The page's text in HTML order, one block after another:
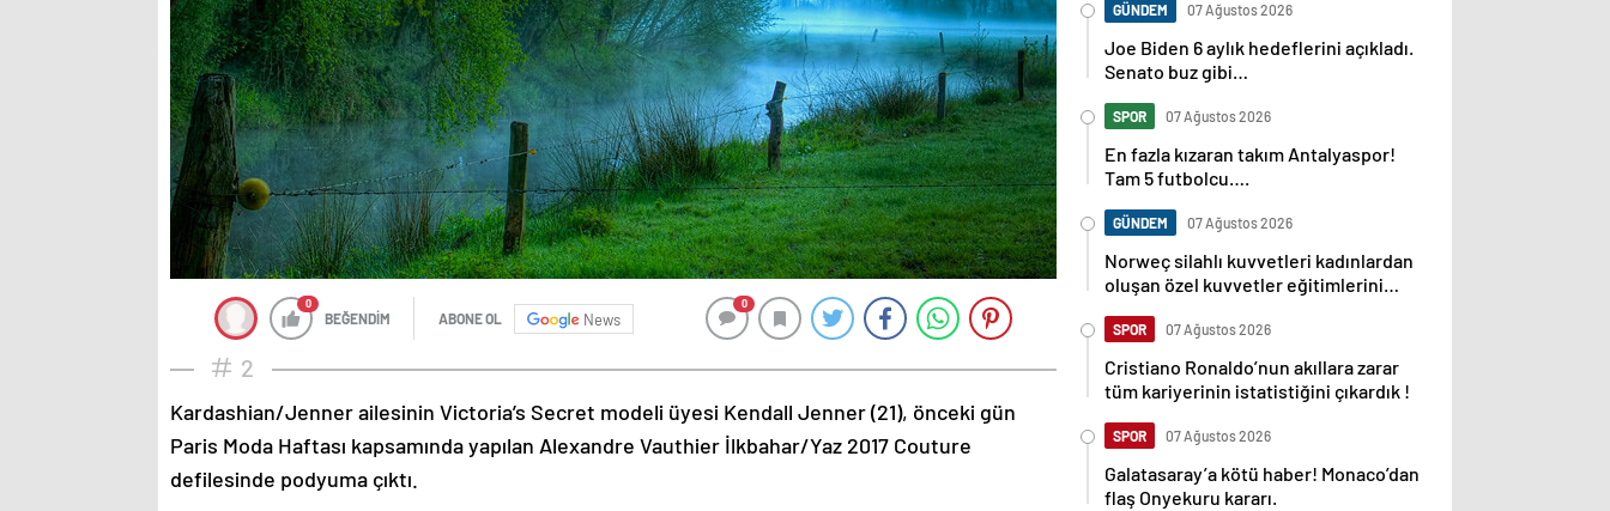
0
BEĞENDİM ABONE OL News
0
2
Kardashian/Jenner ailesinin Victoria’s Secret modeli üyesi Kendall Jenner (21), önceki gün
Paris Moda Haftası kapsamında yapılan Alexandre Vauthier İlkbahar/Yaz 2017 Couture
defilesinde podyuma çıktı.
GÜNDEM 07 Ağustos 2026
Joe Biden 6 aylık hedeflerini açıkladı.
Senato buz gibi…
SPOR 07 Ağustos 2026
En fazla kızaran takım Antalyaspor!
Tam 5 futbolcu….
GÜNDEM 07 Ağustos 2026
Norweç silahlı kuvvetleri kadınlardan
oluşan özel kuvvetler eğitimlerini
SPOR 07 Ağustos 2026
Cristiano Ronaldo’nun akıllara zarar
tüm kariyerinin istatistiğini çıkardık !
SPOR 07 Ağustos 2026
Galatasaray’a kötü haber! Monaco’dan
flaş Onyekuru kararı.